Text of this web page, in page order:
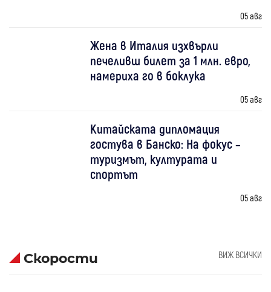
05 авг
Жена в Италия изхвърли
печеливш билет за 1 млн. евро,
намериха го в боклука
05 авг
Китайската дипломация
гостува в Банско: На фокус –
туризмът, културата и
спортът
05 авг
Скорости ВИЖ ВСИЧКИ